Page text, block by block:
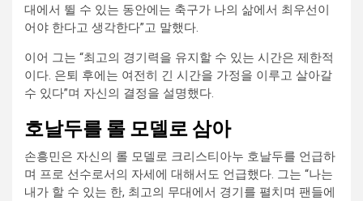
대에서 뛸 수 있는 동안에는 축구가 나의 삶에서 최우선이
어야 한다고 생각한다”고 말했다.
이어 그는 “최고의 경기력을 유지할 수 있는 시간은 제한적
이다. 은퇴 후에는 여전히 긴 시간을 가정을 이루고 살아갈
수 있다”며 자신의 결정을 설명했다.
호날두를 롤 모델로 삼아
손흥민은 자신의 롤 모델로 크리스티아누 호날두를 언급하
며 프로 선수로서의 자세에 대해서도 언급했다. 그는 “나는
내가 할 수 있는 한, 최고의 무대에서 경기를 펼치며 팬들에